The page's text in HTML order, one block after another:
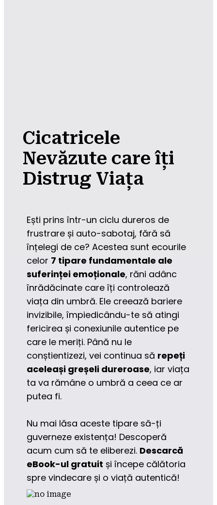
Cicatricele
Nevăzute care îți
Distrug Viața
Ești prins într-un ciclu dureros de
frustrare și auto-sabotaj, fără să
înțelegi de ce? Acestea sunt ecourile
celor 7 tipare fundamentale ale
suferinței emoționale, răni adânc
înrădăcinate care îți controlează
viața din umbră. Ele creează bariere
invizibile, împiedicându-te să atingi
fericirea și conexiunile autentice pe
care le meriți. Până nu le
conștientizezi, vei continua să repeți
aceleași greșeli dureroase, iar viața
ta va rămâne o umbră a ceea ce ar
putea fi.
Nu mai lăsa aceste tipare să-ți
guverneze existența! Descoperă
acum cum să te eliberezi. Descarcă
eBook-ul gratuit și începe călătoria
spre vindecare și o viață autentică!